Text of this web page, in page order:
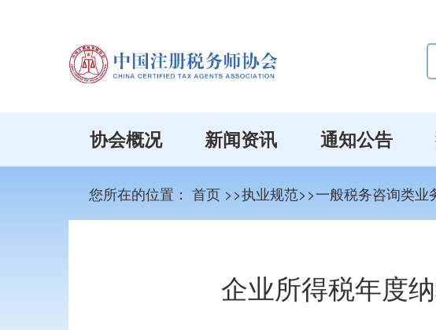
协会概况 新闻资讯 通知公告
您所在的位置： 首页 >>执业规范>>一般税务咨询类业
企业所得税年度